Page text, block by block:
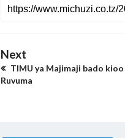
Next
TIMU ya Majimaji bado kioo
Ruvuma